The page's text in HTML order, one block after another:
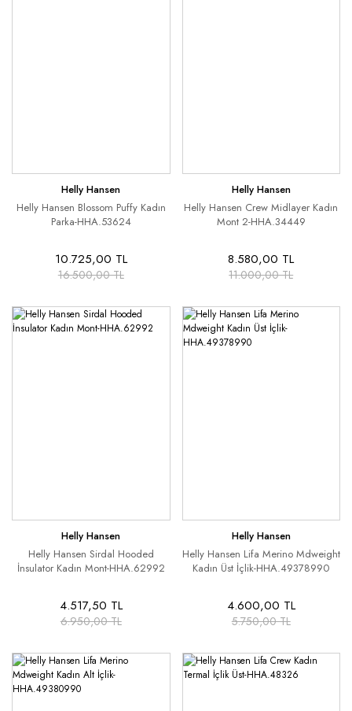
Helly Hansen
Helly Hansen Blossom Puffy Kadın
Parka-HHA.53624
10.725,00 TL
16.500,00 TL
Helly Hansen
Helly Hansen Crew Midlayer Kadın
Mont 2-HHA.34449
8.580,00 TL
11.000,00 TL
Helly Hansen
Helly Hansen Sirdal Hooded
İnsulator Kadın Mont-HHA.62992
4.517,50 TL
6.950,00 TL
Helly Hansen
Helly Hansen Lifa Merino Mdweight
Kadın Üst İçlik-HHA.49378990
4.600,00 TL
5.750,00 TL